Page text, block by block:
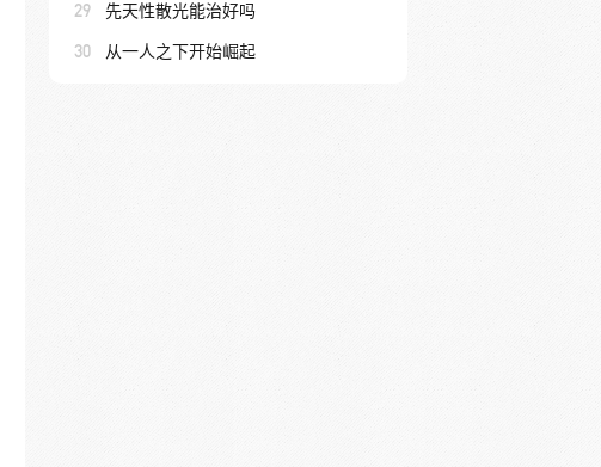
29 先天性散光能治好吗
30 从一人之下开始崛起